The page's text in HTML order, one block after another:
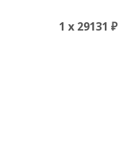
1 x 29131 ₽